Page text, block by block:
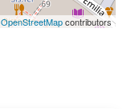
OpenStreetMapcontributors